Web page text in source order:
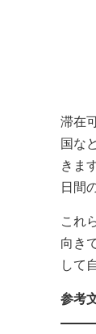
滞在
国な
きま
日間
これ
向き
して
参考